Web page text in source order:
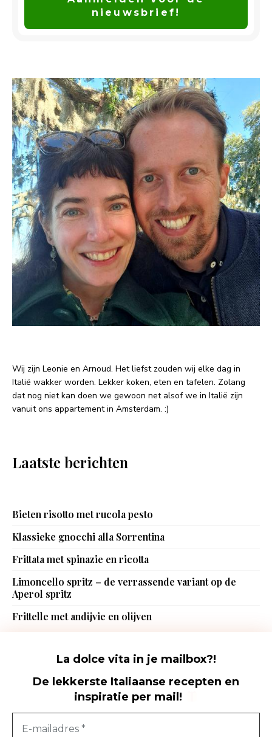
La dolce vita in je mailbox?!
De lekkerste Italiaanse recepten en
inspiratie per mail!
Wij zijn Leonie en Arnoud. Het liefst zouden wij elke dag in
Italië wakker worden. Lekker koken, eten en tafelen. Zolang
dat nog niet kan doen we gewoon net alsof we in Italië zijn
vanuit ons appartement in Amsterdam. :)
Laatste berichten
Bieten risotto met rucola pesto
Klassieke gnocchi alla Sorrentina
Frittata met spinazie en ricotta
Limoncello spritz – de verrassende variant op de
Aperol spritz
Frittelle met andijvie en olijven
Foodhunting Italia - De Italië blog met de lekkerste Italiaanse
recepten
Foodhunting Italia © Copyright 2015-2023. All rights reserved.